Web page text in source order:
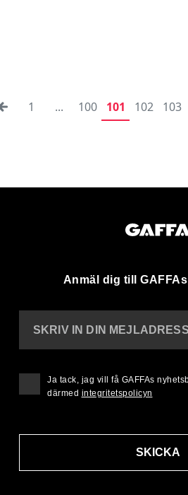
1 ... 100 101 102 103
Anmäl dig till
SKRIV IN DIN MEJLADRESS
SKICKA
Ja tack, jag vill få GAFFAs
därmed integritetspolicyn